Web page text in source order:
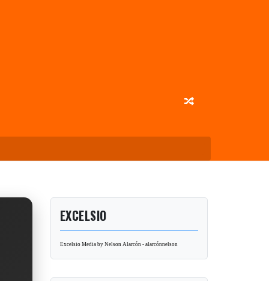
EXCELSIO
Excelsio Media by Nelson Alarcón - alarcónnelson